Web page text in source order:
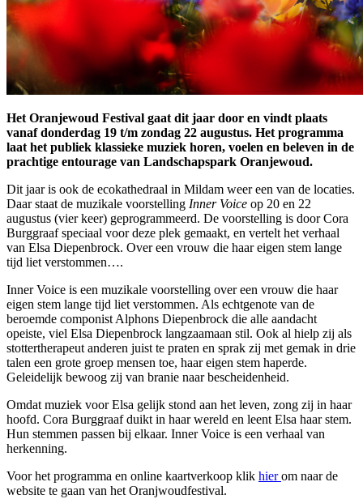
Het Oranjewoud Festival gaat dit jaar door en vindt plaats
vanaf donderdag 19 t/m zondag 22 augustus. Het programma
laat het publiek klassieke muziek horen, voelen en beleven in de
prachtige entourage van Landschapspark Oranjewoud.
Dit jaar is ook de ecokathedraal in Mildam weer een van de locaties.
Daar staat de muzikale voorstelling Inner Voice op 20 en 22
augustus (vier keer) geprogrammeerd. De voorstelling is door Cora
Burggraaf speciaal voor deze plek gemaakt, en vertelt het verhaal
van Elsa Diepenbrock. Over een vrouw die haar eigen stem lange
tijd liet verstommen….
Inner Voice is een muzikale voorstelling over een vrouw die haar
eigen stem lange tijd liet verstommen. Als echtgenote van de
beroemde componist Alphons Diepenbrock die alle aandacht
opeiste, viel Elsa Diepenbrock langzaamaan stil. Ook al hielp zij als
stottertherapeut anderen juist te praten en sprak zij met gemak in drie
talen een grote groep mensen toe, haar eigen stem haperde.
Geleidelijk bewoog zij van branie naar bescheidenheid.
Omdat muziek voor Elsa gelijk stond aan het leven, zong zij in haar
hoofd. Cora Burggraaf duikt in haar wereld en leent Elsa haar stem.
Hun stemmen passen bij elkaar. Inner Voice is een verhaal van
herkenning.
Voor het programma en online kaartverkoop klik hierom naar de
website te gaan van het Oranjwoudfestival.